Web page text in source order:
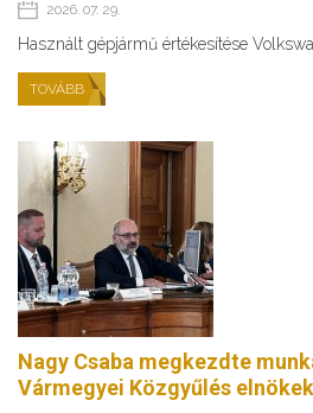
2026. 07. 29.
Használt gépjármű értékesítése
TOVÁBB
Nagy Csaba megkezdte
Vármegyei Közgyűlés